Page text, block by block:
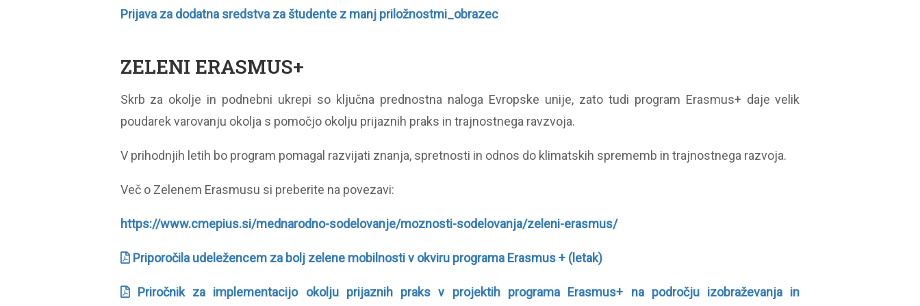
Prijava za dodatna sredstva za študente z manj priložnostmi_obrazec
ZELENI ERASMUS+
Skrb za okolje in podnebni ukrepi so ključna prednostna naloga Evropske unije, zato tudi program Erasmus+ daje velik
poudarek varovanju okolja s pomočjo okolju prijaznih praks in trajnostnega ravzvoja.
V prihodnjih letih bo program pomagal razvijati znanja, spretnosti in odnos do klimatskih sprememb in trajnostnega razvoja.
Več o Zelenem Erasmusu si preberite na povezavi:
https://www.cmepius.si/mednarodno-sodelovanje/moznosti-sodelovanja/zeleni-erasmus/
Priporočila udeležencem za bolj zelene mobilnosti v okviru programa Erasmus + (letak)
Priročnik za implementacijo okolju prijaznih praks v projektih programa Erasmus+ na področju izobraževanja in